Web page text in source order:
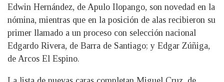
Edwin Hernández, de Apulo Ilopango, son novedad en la
nómina, mientras que en la posición de alas recibieron su
primer llamado a un proceso con selección nacional
Edgardo Rivera, de Barra de Santiago; y Edgar Zúñiga,
de Arcos El Espino.